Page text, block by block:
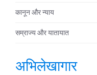
कानून और न्याय
सम्राज्य और यातायात
अभिलेखागार